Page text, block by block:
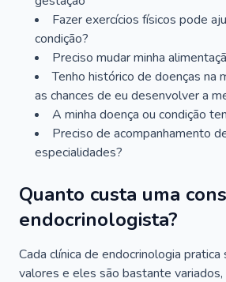
Fazer exercícios físicos pode
condição?
Preciso mudar minha
Tenho histórico de doenças na
as chances de eu desenvolver a
A minha doença ou condição
Preciso de acompanhamento
especialidades?
Quanto custa uma
endocrinologista?
Cada clínica de endocrinologia
valores e eles são bastante